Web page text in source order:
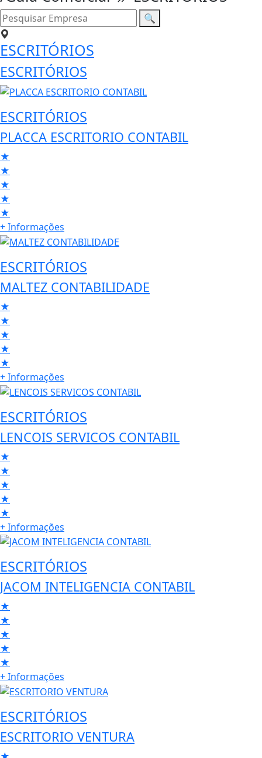
🔍
ESCRITÓRIOS
ESCRITÓRIOS
ESCRITÓRIOS
PLACCA ESCRITORIO CONTABIL
★
★
★
★
★
+ Informações
ESCRITÓRIOS
MALTEZ CONTABILIDADE
★
★
★
★
★
+ Informações
ESCRITÓRIOS
LENCOIS SERVICOS CONTABIL
★
★
★
★
★
+ Informações
ESCRITÓRIOS
JACOM INTELIGENCIA CONTABIL
★
★
★
★
★
+ Informações
ESCRITÓRIOS
ESCRITORIO VENTURA